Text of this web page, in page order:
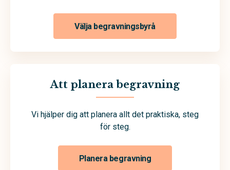
Välja begravningsbyrå
Att planera begravning
Vi hjälper dig att planera allt det praktiska, steg
för steg.
Planera begravning